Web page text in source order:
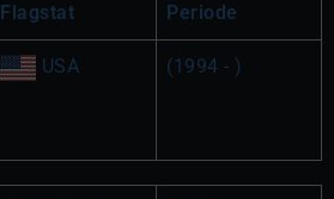
Flagstat Periode
USA (1994 - )